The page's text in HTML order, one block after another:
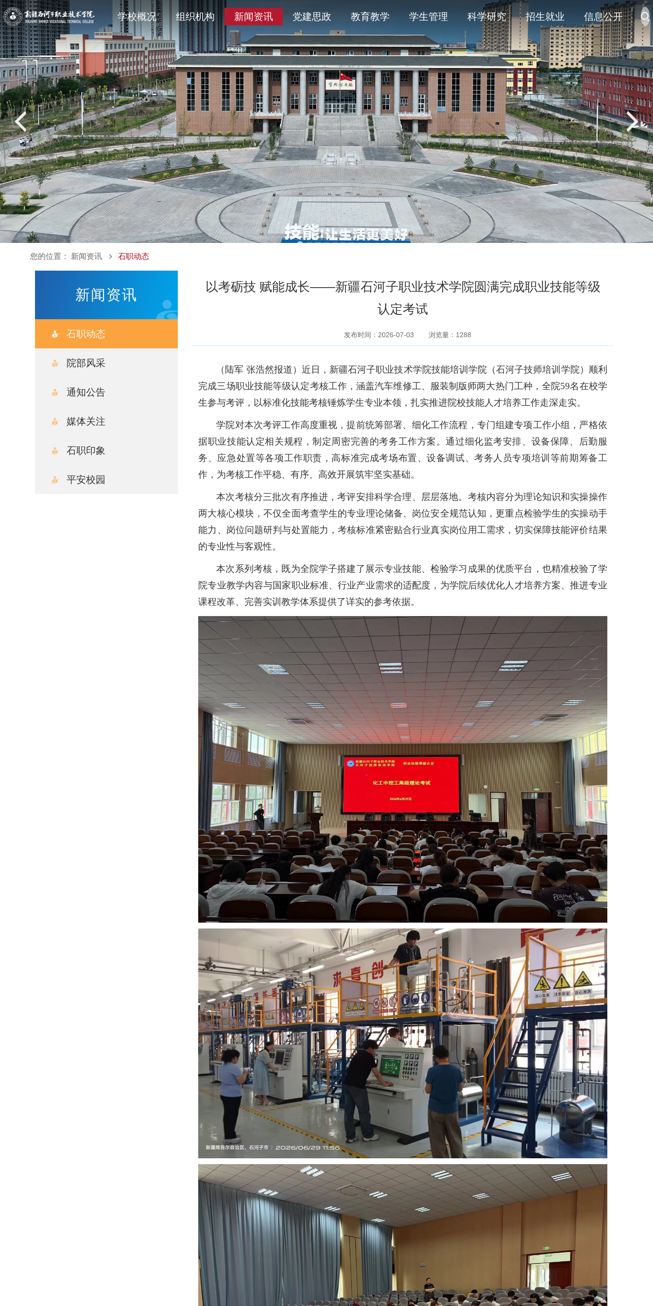
学校概况
学院简介 历史沿革
校风校训
组织机构 新闻资讯
石职动态 通知公告
媒体关注 石职印象 平安校园
党建思政
党建专题 思政育人 教育教学
教学动态 双创教育 产教融合
语言文字建设
学生管理
学工处 共青团工作 科学研究
科研动态 创新服务平台 学术委员会
科协技术学会
招生就业
招生专题 就业专题 信息公开
信息公开法规与制度 主动公开清单目录 信息公开年度报告
信息公开其它
您的位置： 新闻资讯 石职动态
新闻资讯
石职动态
院部风采
通知公告
媒体关注
石职印象
平安校园
以考砺技 赋能成长——新疆石河子职业技术学院圆满完成职业技能等级
认定考试
发布时间：2026-07-03 浏览量： 1288
（陆军 张浩然报道） 近日，新疆石河子职业技术学院技能培训学院（石河子技师培训学院）顺利
完成三场职业技能等级认定考核工作，涵盖汽车维修工、服装制版师两大热门工种，全院59名在校学
生参与考评，以标准化技能考核锤炼学生专业本领，扎实推进院校技能人才培养工作走深走实。
学院对本次考评工作高度重视，提前统筹部署、细化工作流程，专门组建专项工作小组，严格依
据职业技能认定相关规程，制定周密完善的考务工作方案。通过细化监考安排、设备保障、后勤服
务、应急处置等各项工作职责，高标准完成考场布置、设备调试、考务人员专项培训等前期筹备工
作，为考核工作平稳、有序、高效开展筑牢坚实基础。
本次考核分三批次有序推进，考评安排科学合理、层层落地。考核内容分为理论知识和实操操作
两大核心模块，不仅全面考查学生的专业理论储备、岗位安全规范认知，更重点检验学生的实操动手
能力、岗位问题研判与处置能力，考核标准紧密贴合行业真实岗位用工需求，切实保障技能评价结果
的专业性与客观性。
本次系列考核，既为全院学子搭建了展示专业技能、检验学习成果的优质平台，也精准校验了学
院专业教学内容与国家职业标准、行业产业需求的适配度，为学院后续优化人才培养方案、推进专业
课程改革、完善实训教学体系提供了详实的参考依据。